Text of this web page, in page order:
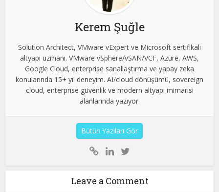
Kerem Şuğle
Solution Architect, VMware vExpert ve Microsoft sertifikalı
altyapı uzmanı. VMware vSphere/vSAN/VCF, Azure, AWS,
Google Cloud, enterprise sanallaştırma ve yapay zeka
konularında 15+ yıl deneyim. AI/cloud dönüşümü, sovereign
cloud, enterprise güvenlik ve modern altyapı mimarisi
alanlarında yazıyor.
Bütün Yazıları Gör
Leave a Comment